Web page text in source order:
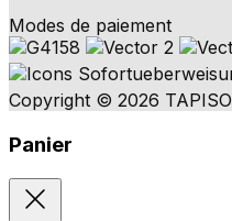
Modes de paiement
Copyright © 2026 TAPISO
Panier